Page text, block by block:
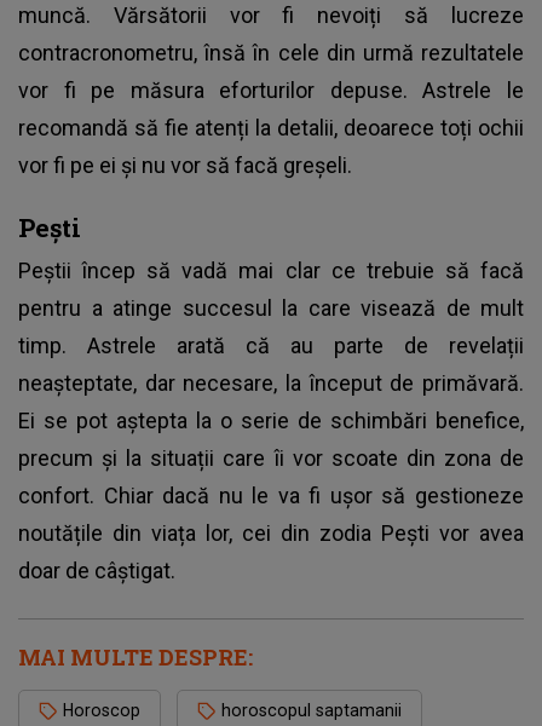
muncă. Vărsătorii vor fi nevoiți să lucreze
contracronometru, însă în cele din urmă rezultatele
vor fi pe măsura eforturilor depuse. Astrele le
recomandă să fie atenți la detalii, deoarece toți ochii
vor fi pe ei și nu vor să facă greșeli.
Pești
Peștii încep să vadă mai clar ce trebuie să facă
pentru a atinge succesul la care visează de mult
timp. Astrele arată că au parte de revelații
neașteptate, dar necesare, la început de primăvară.
Ei se pot aștepta la o serie de schimbări benefice,
precum și la situații care îi vor scoate din zona de
confort. Chiar dacă nu le va fi ușor să gestioneze
noutățile din viața lor, cei din zodia Pești vor avea
doar de câștigat.
MAI MULTE DESPRE:
Horoscop horoscopul saptamanii